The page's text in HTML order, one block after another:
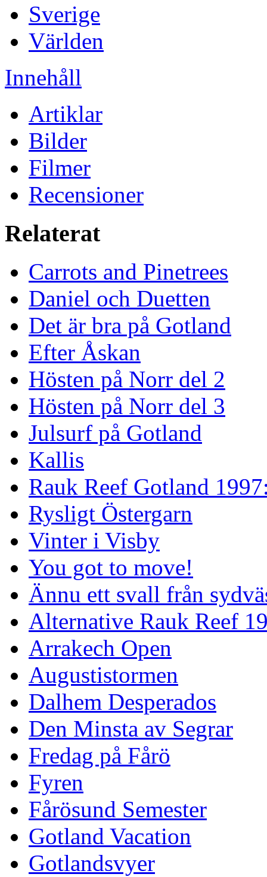
Sverige
Världen
Innehåll
Artiklar
Bilder
Filmer
Recensioner
Relaterat
Carrots and Pinetrees
Daniel och Duetten
Det är bra på Gotland
Efter Åskan
Hösten på Norr del 2
Hösten på Norr del 3
Julsurf på Gotland
Kallis
Rauk Reef Gotland
Rysligt Östergarn
Vinter i Visby
You got to move!
Ännu ett svall från
Alternative Rauk Reef
Arrakech Open
Augustistormen
Dalhem Desperados
Den Minsta av Segrar
Fredag på Fårö
Fyren
Fårösund Semester
Gotland Vacation
Gotlandsvyer